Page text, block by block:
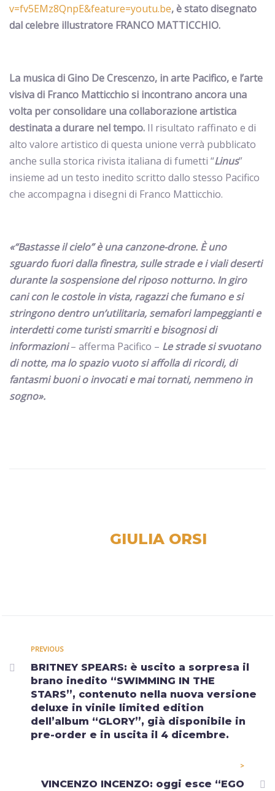
v=fv5EMz8QnpE&feature=youtu.be, è statodisegnato
dal celebre illustratore FRANCO MATTICCHIO.
La musica di Gino De Crescenzo, in arte Pacifico, e l’arte
visiva di Franco Matticchio si incontrano ancora una
volta per consolidare una collaborazione artistica
destinata a durare nel tempo. Il risultato raffinato e di
alto valore artistico di questa unione verrà pubblicato
anche sulla storica rivista italiana di fumetti “Linus”
insieme ad un testo inedito scritto dallo stesso Pacifico
che accompagna i disegni di Franco Matticchio.
«“Bastasse il cielo” è una canzone-drone. È uno
sguardo fuori dalla finestra, sulle strade e i viali deserti
durante la sospensione del riposo notturno. In giro
cani con le costole in vista, ragazzi che fumano e si
stringono dentro un’utilitaria, semafori lampeggianti e
interdetti come turisti smarriti e bisognosi di
informazioni– afferma Pacifico – Le strade si svuotano
di notte, ma lo spazio vuoto si affolla di ricordi, di
fantasmi buoni o invocati e mai tornati, nemmeno in
sogno».
GIULIA ORSI
PREVIOUS
BRITNEY SPEARS: è uscito a sorpresa il
brano inedito “SWIMMING IN THE
STARS”, contenuto nella nuova versione
deluxe in vinile limited edition
dell’album “GLORY”, già disponibile in
pre-order e in uscita il 4 dicembre.
>
VINCENZO INCENZO: oggi esce “EGO